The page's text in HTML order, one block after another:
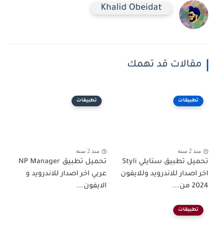
Khalid Obeidat
مقالات قد تهمك
تطبيقات
منذ 2 سنة
تحميل تطبيق ستايلي Styli
اخر اصدار للاندرويد وللايفون
2024 من...
تطبيقات
منذ 2 سنة
تحميل تطبيق NP Manager
عربي اخر اصدار للاندرويد و
الايفون...
تطبيقات